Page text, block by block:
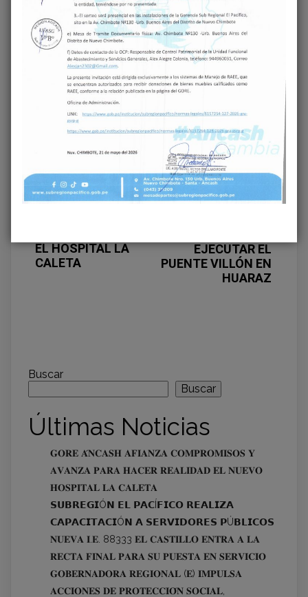
Share on Facebook
VICEGOBERNADORA
DE ÁNCASH LIDERA
GESTIONES
EL HOSPITAL LA
CALETA
Next
GOBIERNO
REGIONAL DE
ÁNCASH
FORTALECE
EJECUTAR EL
PUENTE VILLÓN EN
HUARAZ
Buscar
Buscar
Últimas Noticias
𝐆𝐎𝐑𝐄 𝐀́𝐍𝐂𝐀𝐒𝐇 𝐀𝐅𝐈𝐀𝐍𝐙𝐀 𝐂𝐎𝐌𝐏𝐑𝐎𝐌𝐈𝐒𝐎𝐒 𝐘
𝐀𝐕𝐀𝐍𝐙𝐀 𝐏𝐀𝐑𝐀 𝐇𝐀𝐂𝐄𝐑 𝐑𝐄𝐀𝐋𝐈𝐃𝐀𝐃 𝐄𝐋 𝐍𝐔𝐄𝐕𝐎
𝐇𝐎𝐒𝐏𝐈𝐓𝐀𝐋 𝐋𝐀 𝐂𝐀𝐋𝐄𝐓𝐀
𝗦𝗨𝗕𝗥𝗘𝗚𝗜Ó𝗡 𝗘𝗟 𝗣𝗔𝗖Í𝗙𝗜𝗖𝗢 𝗥𝗘𝗔𝗟𝗜𝗭𝗔
𝗖𝗔𝗣𝗔𝗖𝗜𝗧𝗔𝗖𝗜Ó𝗡 𝗔 𝗦𝗘𝗥𝗩𝗜𝗗𝗢𝗥𝗘𝗦 𝗣Ú𝗕𝗟𝗜𝗖𝗢𝗦
𝐍𝐔𝐄𝐕𝐀 𝐈.𝐄. 88333 𝐄𝐋 𝐂𝐀𝐒𝐓𝐈𝐋𝐋𝐎 𝐄𝐍𝐓𝐑𝐀 𝐀 𝐋𝐀
𝐑𝐄𝐂𝐓𝐀 𝐅𝐈𝐍𝐀𝐋 𝐏𝐀𝐑𝐀 𝐒𝐔 𝐏𝐔𝐄𝐒𝐓𝐀 𝐄𝐍 𝐒𝐄𝐑𝐕𝐈𝐂𝐈𝐎
𝐆𝐎𝐁𝐄𝐑𝐍𝐀𝐃𝐎𝐑𝐀 𝐑𝐄𝐆𝐈𝐎𝐍𝐀𝐋 (𝐄) 𝐈𝐌𝐏𝐔𝐋𝐒𝐀
𝐀𝐂𝐂𝐈𝐎𝐍𝐄𝐒 𝐃𝐄 𝐏𝐑𝐎𝐓𝐄𝐂𝐂𝐈𝐎́𝐍 𝐒𝐎𝐂𝐈𝐀𝐋,